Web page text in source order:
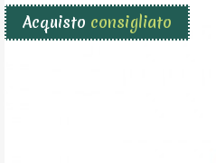
Acquisto consigliato